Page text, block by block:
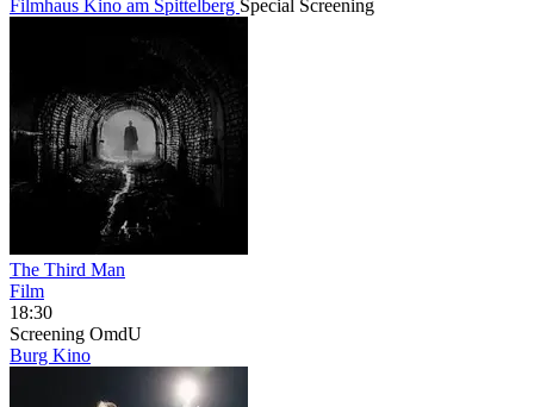
Filmhaus Kino am Spittelberg Special Screening
The Third Man
Film
18:30
Screening OmdU
Burg Kino